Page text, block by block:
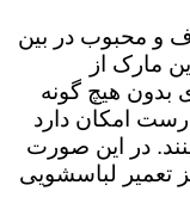
و محبوب در بین
مارک از
بدون هیچ گونه
امکان دارد
در این صورت
تعمیر لباسشویی